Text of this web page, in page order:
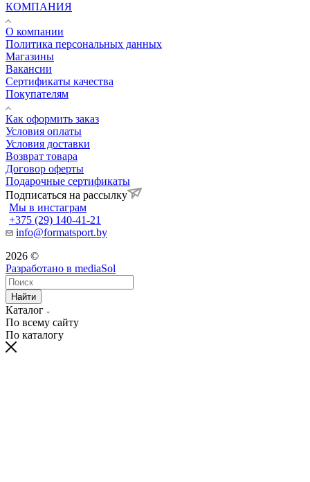
КОМПАНИЯ
О компании
Политика персональных данных
Магазины
Вакансии
Сертификаты качества
Покупателям
Как оформить заказ
Условия оплаты
Условия доставки
Возврат товара
Договор оферты
Подарочные сертификаты
Подписаться на рассылку
Мы в инстаграм
+375 (29) 140-41-21
info@formatsport.by
2026 ©
Разработано в mediaSol
Найти
Каталог
По всему сайту
По каталогу